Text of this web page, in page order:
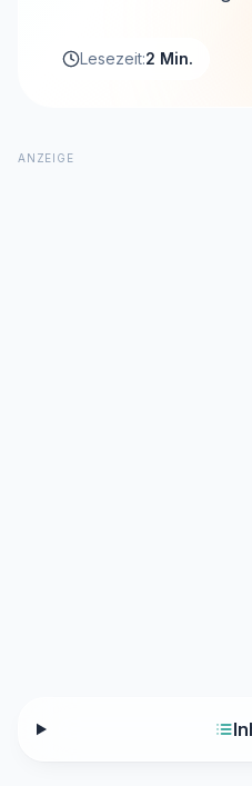
Lesezeit:2 Min.
ANZEIGE